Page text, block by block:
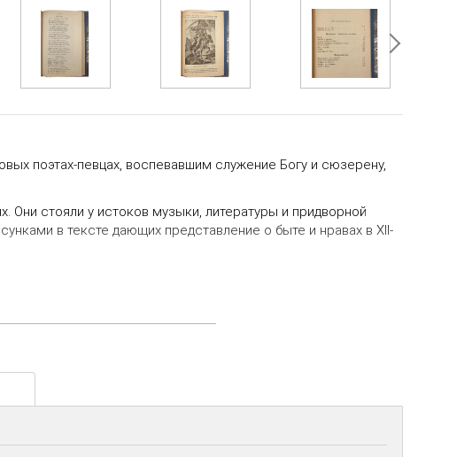
поэтах-певцах, воспевавшим служение Богу и сюзерену,
Они стояли у истоков музыки, литературы и придворной
в тексте дающих представление о быте и нравах в XII-